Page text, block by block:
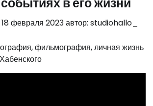
18 февраля 2023автор: studiohallo_